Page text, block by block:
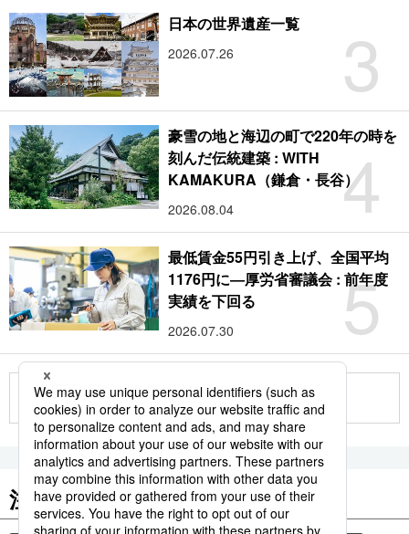
3
日本の世界遺産一覧
2026.07.26
4
豪雪の地と海辺の町で220年の時を
刻んだ伝統建築 : WITH
KAMAKURA（鎌倉・長谷）
2026.08.04
5
最低賃金55円引き上げ、全国平均
1176円に―厚労省審議会 : 前年度
実績を下回る
2026.07.30
もっと見る
注目のキーワード